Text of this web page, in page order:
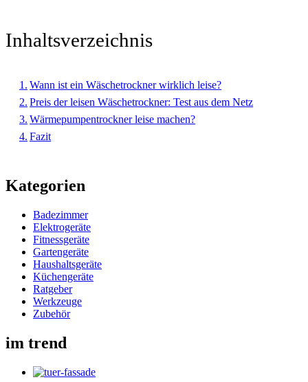
Inhaltsverzeichnis
Wann ist ein Wäschetrockner wirklich leise?
Preis der leisen Wäschetrockner: Test aus dem Netz
Wärmepumpentrockner leise machen?
Fazit
Kategorien
Badezimmer
Elektrogeräte
Fitnessgeräte
Gartengeräte
Haushaltsgeräte
Küchengeräte
Ratgeber
Werkzeuge
Zubehör
im trend